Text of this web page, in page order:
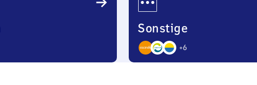
Sonstige
+6
9